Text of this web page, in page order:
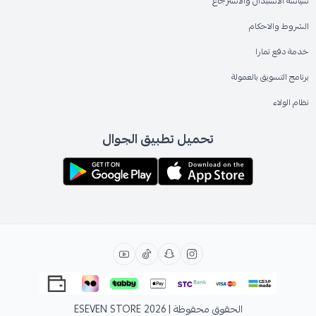
الشروط والاحكام
خدمة دفع تمارا
برنامج التسويق بالعمولة
نظام الولاء
تحميل تطبيق الجوال
الحقوق محفوظة | 2026 ESEVEN STORE